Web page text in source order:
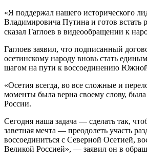
«Я поддержал нашего исторического
Владимировича Путина и готов
сказал Гаглоев в видеообращении к
Гаглоев заявил, что подписанный
осетинскому народу вновь стать
шагом на пути к воссоединению
«Осетия всегда, во все сложные и
моменты была верна своему слову,
России.
Сегодня наша задача — сделать так,
заветная мечта — преодолеть участь
воссоединиться с Северной Осетией,
Великой Россией», — заявил он в